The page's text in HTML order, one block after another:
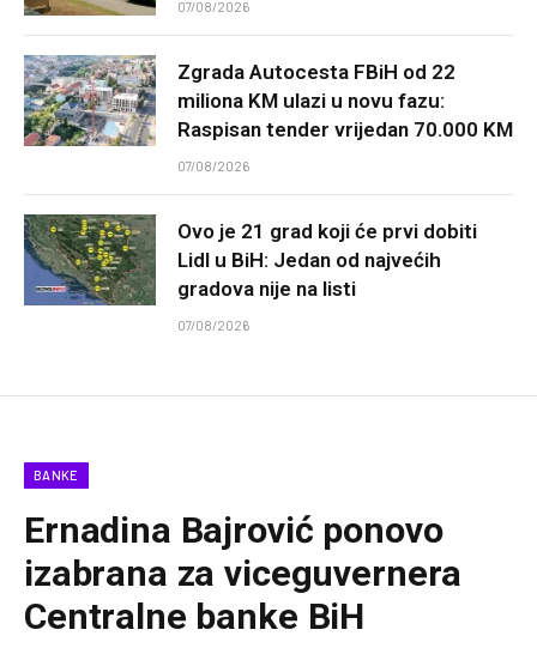
07/08/2026
Zgrada Autocesta FBiH od 22
miliona KM ulazi u novu fazu:
Raspisan tender vrijedan 70.000 KM
07/08/2026
Ovo je 21 grad koji će prvi dobiti
Lidl u BiH: Jedan od najvećih
gradova nije na listi
07/08/2026
BANKE
Ernadina Bajrović ponovo
izabrana za viceguvernera
Centralne banke BiH